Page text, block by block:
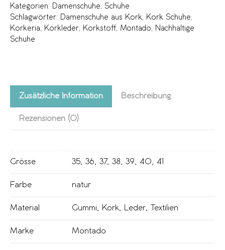
Kategorien: Damenschuhe, Schuhe
Schlagwörter: Damenschuhe aus Kork, Kork Schuhe,
Korkeria, Korkleder, Korkstoff, Montado,
Nachhaltige
Schuhe
Zusätzliche Information Beschreibung
Rezensionen (0)
Grösse 35, 36, 37, 38, 39, 40, 41
Farbe natur
Material Gummi, Kork, Leder, Textilien
Marke Montado